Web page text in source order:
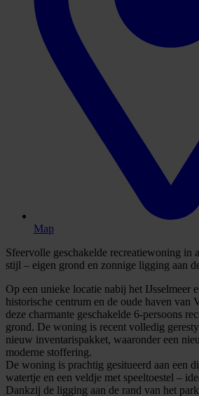
Map
Sfeervolle geschakelde recreatiewoning in
stijl – eigen grond en zonnige ligging aan
Op een unieke locatie nabij het IJsselmeer
historische centrum en de oude haven van
deze charmante geschakelde 6-persoons
grond. De woning is recent volledig
nieuw inventarispakket, waaronder een
moderne stoffering.
De woning is prachtig gesitueerd aan een
watertje en een veldje met speeltoestel –
Dankzij de ligging aan de rand van het